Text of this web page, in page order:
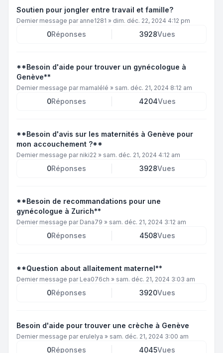
Soutien pour jongler entre travail et famille?
Dernier message par anne1281 » dim. déc. 22, 2024 4:12 pm
0Réponses 3928Vues
**Besoin d'aide pour trouver un gynécologue à
Genève**
Dernier message par mamalélé » sam. déc. 21, 2024 8:12 am
0Réponses 4204Vues
**Besoin d'avis sur les maternités à Genève pour
mon accouchement ?**
Dernier message par niki22 » sam. déc. 21, 2024 4:12 am
0Réponses 3928Vues
**Besoin de recommandations pour une
gynécologue à Zurich**
Dernier message par Dana79 » sam. déc. 21, 2024 3:12 am
0Réponses 4508Vues
**Question about allaitement maternel**
Dernier message par Lea076ch » sam. déc. 21, 2024 3:03 am
0Réponses 3920Vues
Besoin d'aide pour trouver une crèche à Genève
Dernier message par erulelya » sam. déc. 21, 2024 3:00 am
0Réponses 4045Vues